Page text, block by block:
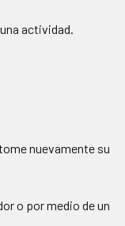
actividad.
nuevamente su
o por medio de un